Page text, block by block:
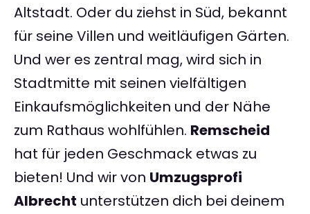
Altstadt. Oder du ziehst in Süd, bekannt
für seine Villen und weitläufigen Gärten.
Und wer es zentral mag, wird sich in
Stadtmitte mit seinen vielfältigen
Einkaufsmöglichkeiten und der Nähe
zum Rathaus wohlfühlen. Remscheid
hat für jeden Geschmack etwas zu
bieten! Und wir von Umzugsprofi
Albrecht unterstützen dich bei deinem